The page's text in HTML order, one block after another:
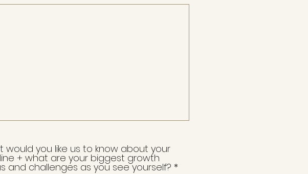
would you like us to know about your
+ what are your biggest growth
and challenges as you see yourself?